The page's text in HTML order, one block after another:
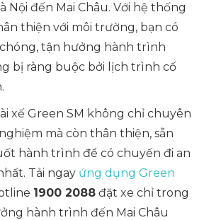
Nội đến Mai Châu. Với hệ thống
thiện với môi trường, bạn có
tận hưởng hành trình
bị ràng buộc bởi lịch trình cố
xế Green SM không chỉ chuyên
mà còn thân thiện, sẵn
hành trình để có chuyến đi an
Tải ngay ứng dụng Green
1900 2088 đặt xe chỉ trong
hành trình đến Mai Châu